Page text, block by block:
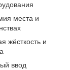
места и
жёсткость и
ввод